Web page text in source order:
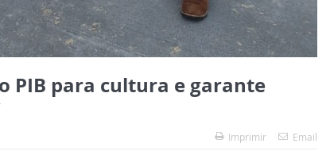
PIB para cultura e garante
Imprimir Email